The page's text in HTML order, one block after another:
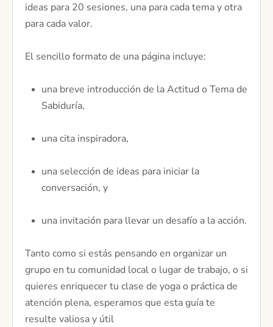
ideas para 20 sesiones, una para cada tema y otra
para cada valor.
El sencillo formato de una página incluye:
una breve introducción de la Actitud o Tema de
Sabiduría,
una cita inspiradora,
una selección de ideas para iniciar la
conversación, y
una invitación para llevar un desafío a la acción.
Tanto como si estás pensando en organizar un
grupo en tu comunidad local o lugar de trabajo, o si
quieres enriquecer tu clase de yoga o práctica de
atención plena, esperamos que esta guía te
resulte valiosa y útil